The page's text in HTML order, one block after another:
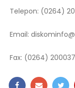
Telepon: (0264)
Email:
Fax: (0264) 200037